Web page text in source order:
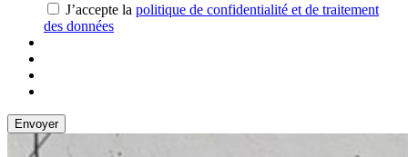
J’accepte la politique de confidentialité et de traitement
des données